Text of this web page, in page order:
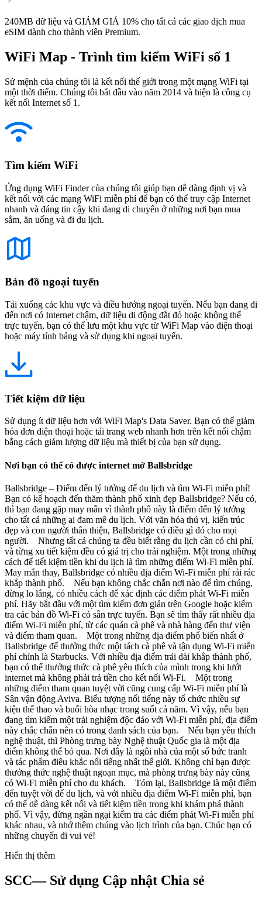
240MB dữ liệu và GIẢM GIÁ 10% cho tất cả các giao dịch mua
eSIM dành cho thành viên Premium.
WiFi Map - Trình tìm kiếm WiFi số 1
Sứ mệnh của chúng tôi là kết nối thế giới trong một mạng WiFi tại
một thời điểm. Chúng tôi bắt đầu vào năm 2014 và hiện là công cụ
kết nối Internet số 1.
Tìm kiếm WiFi
Ứng dụng WiFi Finder của chúng tôi giúp bạn dễ dàng định vị và
kết nối với các mạng WiFi miễn phí để bạn có thể truy cập Internet
nhanh và đáng tin cậy khi đang di chuyển ở những nơi bạn mua
sắm, ăn uống và đi du lịch.
Bản đồ ngoại tuyến
Tải xuống các khu vực và điều hướng ngoại tuyến. Nếu bạn đang đi
đến nơi có Internet chậm, dữ liệu di động đắt đỏ hoặc không thể
trực tuyến, bạn có thể lưu một khu vực từ WiFi Map vào điện thoại
hoặc máy tính bảng và sử dụng khi ngoại tuyến.
Tiết kiệm dữ liệu
Sử dụng ít dữ liệu hơn với WiFi Map's Data Saver. Bạn có thể giảm
hóa đơn điện thoại hoặc tải trang web nhanh hơn trên kết nối chậm
bằng cách giảm lượng dữ liệu mà thiết bị của bạn sử dụng.
Nơi bạn có thể có được internet mở Ballsbridge
Ballsbridge – Điểm đến lý tưởng để du lịch và tìm Wi-Fi miễn phí!
Bạn có kế hoạch đến thăm thành phố xinh đẹp Ballsbridge? Nếu có,
thì bạn đang gặp may mắn vì thành phố này là điểm đến lý tưởng
cho tất cả những ai đam mê du lịch. Với văn hóa thú vị, kiến trúc
đẹp và con người thân thiện, Ballsbridge có điều gì đó cho mọi
người. Nhưng tất cả chúng ta đều biết rằng du lịch cần có chi phí,
và từng xu tiết kiệm đều có giá trị cho trải nghiệm. Một trong những
cách để tiết kiệm tiền khi du lịch là tìm những điểm Wi-Fi miễn phí.
May mắn thay, Ballsbridge có nhiều địa điểm Wi-Fi miễn phí rải rác
khắp thành phố. Nếu bạn không chắc chắn nơi nào để tìm chúng,
đừng lo lắng, có nhiều cách để xác định các điểm phát Wi-Fi miễn
phí. Hãy bắt đầu với một tìm kiếm đơn giản trên Google hoặc kiểm
tra các bản đồ Wi-Fi có sẵn trực tuyến. Bạn sẽ tìm thấy rất nhiều địa
điểm Wi-Fi miễn phí, từ các quán cà phê và nhà hàng đến thư viện
và điểm tham quan. Một trong những địa điểm phổ biến nhất ở
Ballsbridge để thưởng thức một tách cà phê và tận dụng Wi-Fi miễn
phí chính là Starbucks. Với nhiều địa điểm trải dài khắp thành phố,
bạn có thể thưởng thức cà phê yêu thích của mình trong khi lướt
internet mà không phải trả tiền cho kết nối Wi-Fi. Một trong
những điểm tham quan tuyệt vời cũng cung cấp Wi-Fi miễn phí là
Sân vận động Aviva. Biểu tượng nổi tiếng này tổ chức nhiều sự
kiện thể thao và buổi hòa nhạc trong suốt cả năm. Vì vậy, nếu bạn
đang tìm kiếm một trải nghiệm độc đáo với Wi-Fi miễn phí, địa điểm
này chắc chắn nên có trong danh sách của bạn. Nếu bạn yêu thích
nghệ thuật, thì Phòng trưng bày Nghệ thuật Quốc gia là một địa
điểm không thể bỏ qua. Nơi đây là ngôi nhà của một số bức tranh
và tác phẩm điêu khắc nổi tiếng nhất thế giới. Không chỉ bạn được
thưởng thức nghệ thuật ngoạn mục, mà phòng trưng bày này cũng
có Wi-Fi miễn phí cho du khách. Tóm lại, Ballsbridge là một điểm
đến tuyệt vời để du lịch, và với nhiều địa điểm Wi-Fi miễn phí, bạn
có thể dễ dàng kết nối và tiết kiệm tiền trong khi khám phá thành
phố. Vì vậy, đừng ngần ngại kiểm tra các điểm phát Wi-Fi miễn phí
khác nhau, và nhớ thêm chúng vào lịch trình của bạn. Chúc bạn có
những chuyến đi vui vẻ!
Hiển thị thêm
SCC— Sử dụng Cập nhật Chia sẻ